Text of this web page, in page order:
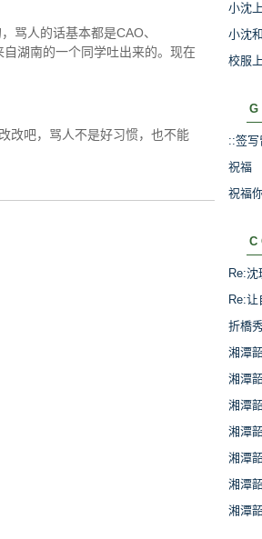
骂人的话基本都是CAO、
湖南的一个同学吐出来的。现在
改吧，骂人不是好习惯，也不能
小沈
小沈
校服
::签写
祝福
祝福
Re:
Re:
折橋
湘潭
湘潭
湘潭
湘潭
湘潭
湘潭
湘潭